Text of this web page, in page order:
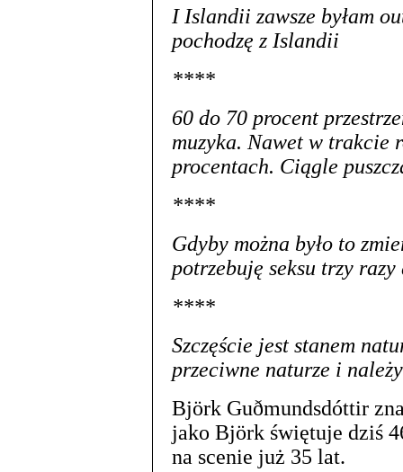
I Islandii zawsze byłam
pochodzę z Islandii
****
60 do 70 procent
muzyka. Nawet w trakcie
procentach. Ciągle
****
Gdyby można było to
potrzebuję seksu trzy razy
****
Szczęście jest stanem
przeciwne naturze i
Björk Guðmundsdóttir
jako Björk świętuje dziś
na scenie już 35 lat.